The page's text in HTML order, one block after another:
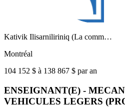
Kativik Ilisarniliriniq (La comm…
Montréal
104 152 $ à 138 867 $ par an
ENSEIGNANT(E) -
VEHICULES LEGERS